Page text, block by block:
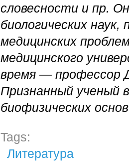
словесности и пр.
биологических
медицинских
медицинского
время — профессор
Признанный ученый
биофизических
Tags:
Литература